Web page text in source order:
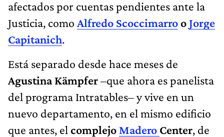
afectados por cuentas pendientes ante la
Justicia, como Alfredo ScoccimarrooJorge
Capitanich.
Está separado desde hace meses de
Agustina Kämpfer–que ahora es panelista
del programa Intratables– y vive en un
nuevo departamento, en el mismo edificio
que antes, el complejo Madero Center, de